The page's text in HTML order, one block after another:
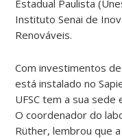
Estadual Paulista
Instituto Senai de
Renováveis.
Com investimentos
está instalado no
UFSC tem a sua
O coordenador do
Rüther, lembrou que